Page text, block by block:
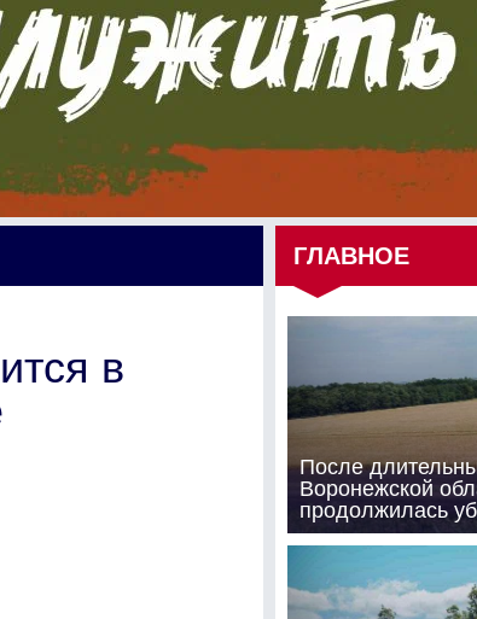
в
ГЛАВНОЕ
После
Воронежской
продолжилась